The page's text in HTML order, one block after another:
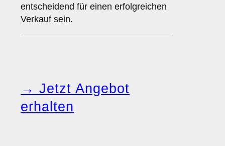
entscheidend für einen erfolgreichen
Verkauf sein.
→ Jetzt Angebot
erhalten